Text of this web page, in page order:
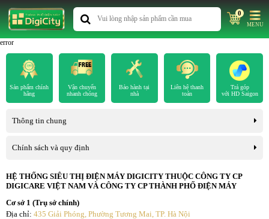
0
MENU
error
Sản phẩm chính
hãng
Vận chuyển
nhanh chóng
Bảo hành tại
nhà
Liên hệ thanh
toán
Trả góp
với HD Saigon
Thông tin chung
Chính sách và quy định
HỆ THỐNG SIÊU THỊ ĐIỆN MÁY DIGICITY THUỘC CÔNG TY CP
DIGICARE VIỆT NAM VÀ CÔNG TY CP THÀNH PHỐ ĐIỆN MÁY
Cơ sở 1 (Trụ sở chính)
Địa chỉ: 435 Giải Phóng, Phường Tương Mai, TP. Hà Nội